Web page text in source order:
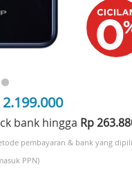
bank hingga Rp
pembayaran & bank yang
PPN)